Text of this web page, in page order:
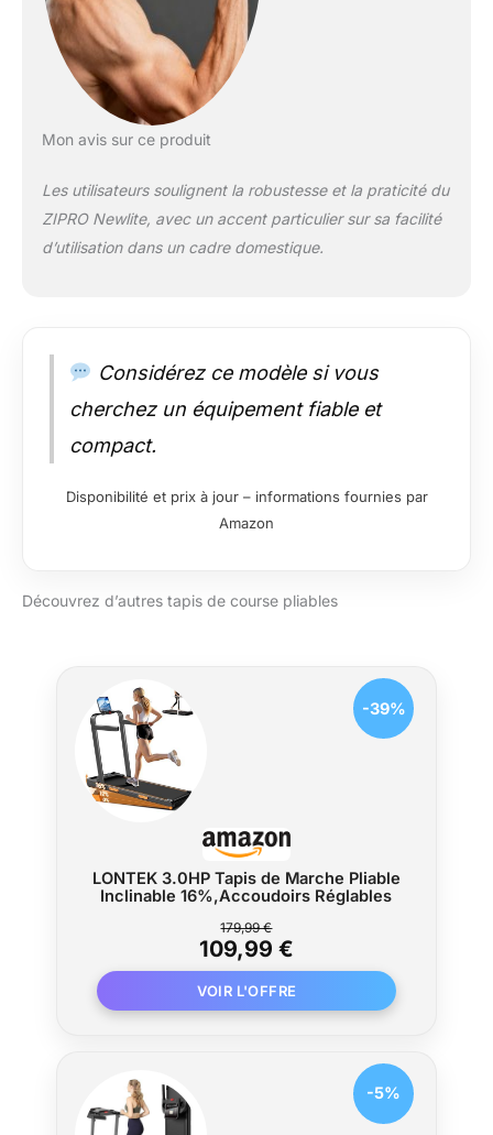
Mon avis sur ce produit
Les utilisateurs soulignent la robustesse et la praticité du
ZIPRO Newlite, avec un accent particulier sur sa facilité
d’utilisation dans un cadre domestique.
Considérez ce modèle si vous
cherchez un équipement fiable et
compact.
Disponibilité et prix à jour – informations fournies par
Amazon
Découvrez d’autres tapis de course pliables
LONTEK 3.0HP Tapis de Marche Pliable
Inclinable 16%,Accoudoirs Réglables
179,99 €
109,99 €
-39%
-5%